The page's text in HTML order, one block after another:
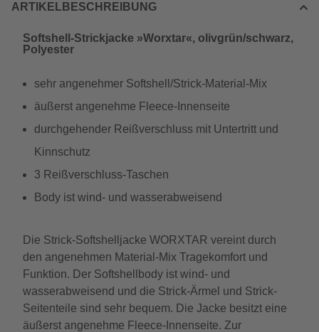
ARTIKELBESCHREIBUNG
Softshell-Strickjacke »Worxtar«, olivgrün/schwarz,
Polyester
sehr angenehmer Softshell/Strick-Material-Mix
äußerst angenehme Fleece-Innenseite
durchgehender Reißverschluss mit Untertritt und
Kinnschutz
3 Reißverschluss-Taschen
Body ist wind- und wasserabweisend
Die Strick-Softshelljacke WORXTAR vereint durch
den angenehmen Material-Mix Tragekomfort und
Funktion. Der Softshellbody ist wind- und
wasserabweisend und die Strick-Ärmel und Strick-
Seitenteile sind sehr bequem. Die Jacke besitzt eine
äußerst angenehme Fleece-Innenseite. Zur